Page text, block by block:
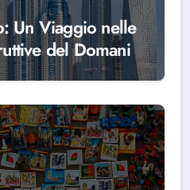
Un Viaggio nelle
del Domani